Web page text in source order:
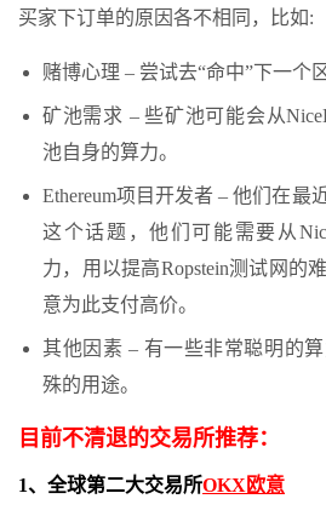
买家下订单的原因各不相同，比如:
赌博心理 – 尝试去“命中”下一个
矿池需求 – 些矿池可能会从
池自身的算力。
Ethereum项目开发者 – 他们在最
这个话题，他们可能需要从
力，用以提高Ropstein测试网的
意为此支付高价。
其他因素 – 有一些非常聪明的
殊的用途。
目前不清退的交易所推荐：
1、全球第二大交易所OKX欧意